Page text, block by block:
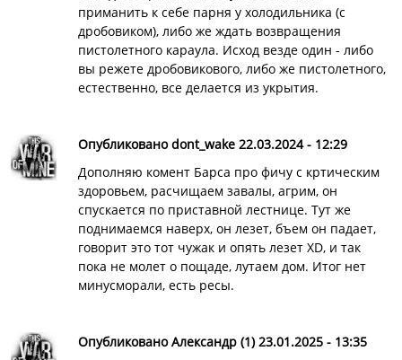
приманить к себе парня у холодильника (с
дробовиком), либо же ждать возвращения
пистолетного караула. Исход везде один - либо
вы режете дробовикового, либо же пистолетного,
естественно, все делается из укрытия.
Опубликовано dont_wake 22.03.2024 - 12:29
Дополняю комент Барса про фичу с кртическим
здоровьем, расчищаем завалы, агрим, он
спускается по приставной лестнице. Тут же
поднимаемся наверх, он лезет, бъем он падает,
говорит это тот чужак и опять лезет XD, и так
пока не молет о пощаде, лутаем дом. Итог нет
минусморали, есть ресы.
Опубликовано Александр (1) 23.01.2025 - 13:35